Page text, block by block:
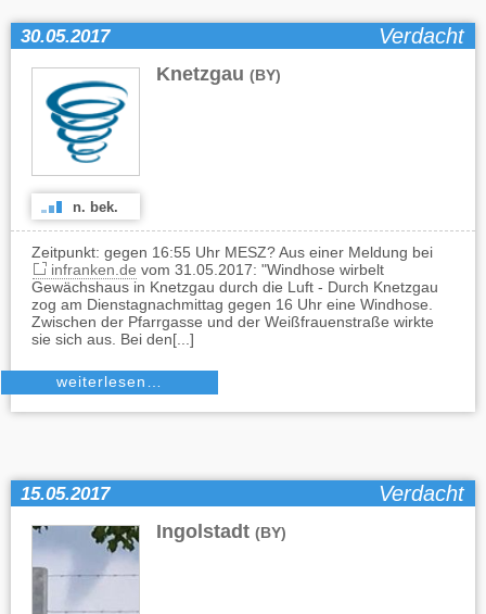
30.05.2017 Verdacht
Knetzgau (BY)
n. bek.
Zeitpunkt: gegen 16:55 Uhr MESZ? Aus einer Meldung bei
infranken.de vom 31.05.2017: "Windhose wirbelt
Gewächshaus in Knetzgau durch die Luft - Durch Knetzgau
zog am Dienstagnachmittag gegen 16 Uhr eine Windhose.
Zwischen der Pfarrgasse und der Weißfrauenstraße wirkte
sie sich aus. Bei den[...]
weiterlesen…
15.05.2017 Verdacht
Ingolstadt (BY)